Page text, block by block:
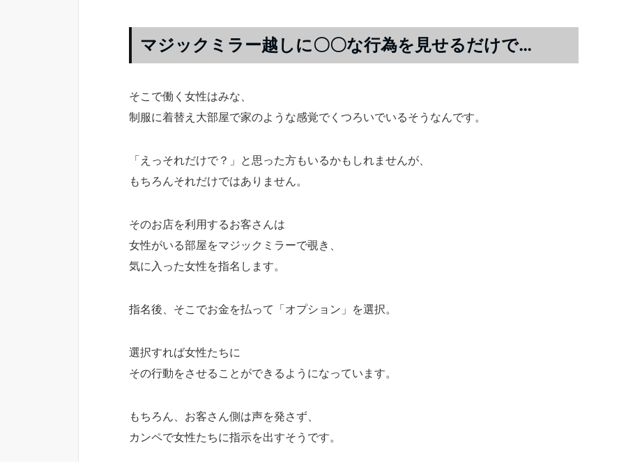
マジックミラー越しに〇〇な行為を見せるだけで…
そこで働く女性はみな、
制服に着替え大部屋で家のような感覚でくつろいでいるそうなんです。
「えっそれだけで？」と思った方もいるかもしれませんが、
もちろんそれだけではありません。
そのお店を利用するお客さんは
女性がいる部屋をマジックミラーで覗き、
気に入った女性を指名します。
指名後、そこでお金を払って「オプション」を選択。
選択すれば女性たちに
その行動をさせることができるようになっています。
もちろん、お客さん側は声を発さず、
カンペで女性たちに指示を出すそうです。